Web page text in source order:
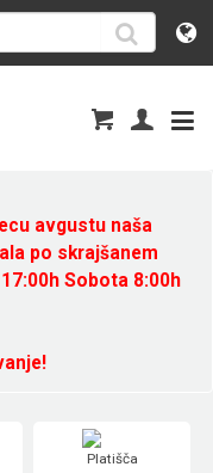
avgustu naša
po skrajšanem
Sobota 8:00h